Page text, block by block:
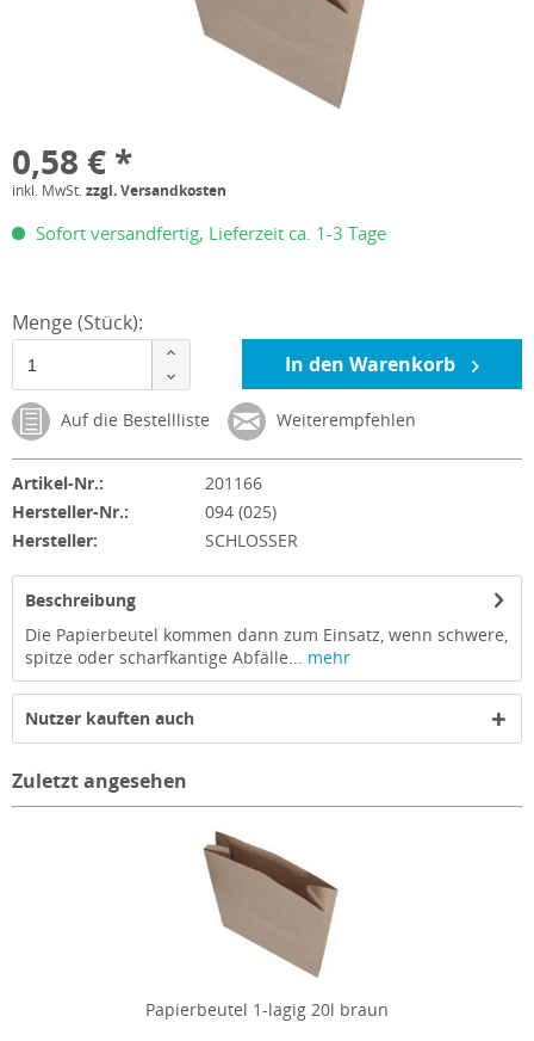
0,58 € *
inkl. MwSt.zzgl. Versandkosten
Sofort versandfertig, Lieferzeit ca. 1-3 Tage
Menge (Stück):
In den Warenkorb
Auf die Bestellliste Weiterempfehlen
Artikel-Nr.:
201166
Hersteller-Nr.:
094 (025)
Hersteller:
SCHLOSSER
Beschreibung
Die Papierbeutel kommen dann zum Einsatz, wenn schwere,
spitze oder scharfkantige Abfälle... mehr
Nutzer kauften auch
Zuletzt angesehen
Papierbeutel 1-lagig 20l braun